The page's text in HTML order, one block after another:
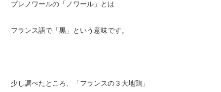
プレノワールの「ノワール」とは
フランス語で「黒」という意味です。
少し調べたところ、「フランスの３大地鶏」